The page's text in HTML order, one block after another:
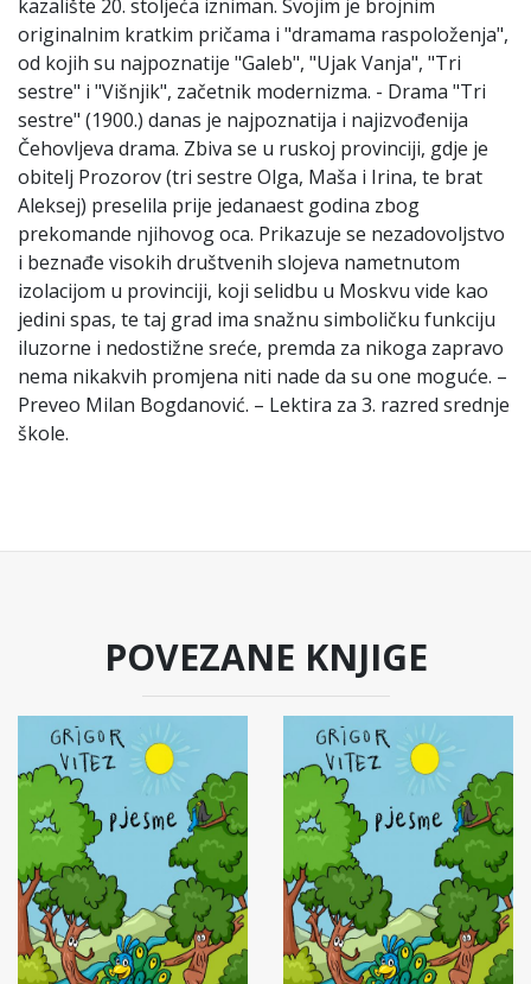
kazalište 20. stoljeća izniman. Svojim je brojnim
originalnim kratkim pričama i "dramama raspoloženja",
od kojih su najpoznatije "Galeb", "Ujak Vanja", "Tri
sestre" i "Višnjik", začetnik modernizma. - Drama "Tri
sestre" (1900.) danas je najpoznatija i najizvođenija
Čehovljeva drama. Zbiva se u ruskoj provinciji, gdje je
obitelj Prozorov (tri sestre Olga, Maša i Irina, te brat
Aleksej) preselila prije jedanaest godina zbog
prekomande njihovog oca. Prikazuje se nezadovoljstvo
i beznađe visokih društvenih slojeva nametnutom
izolacijom u provinciji, koji selidbu u Moskvu vide kao
jedini spas, te taj grad ima snažnu simboličku funkciju
iluzorne i nedostižne sreće, premda za nikoga zapravo
nema nikakvih promjena niti nade da su one moguće. –
Preveo Milan Bogdanović. – Lektira za 3. razred srednje
škole.
POVEZANE KNJIGE